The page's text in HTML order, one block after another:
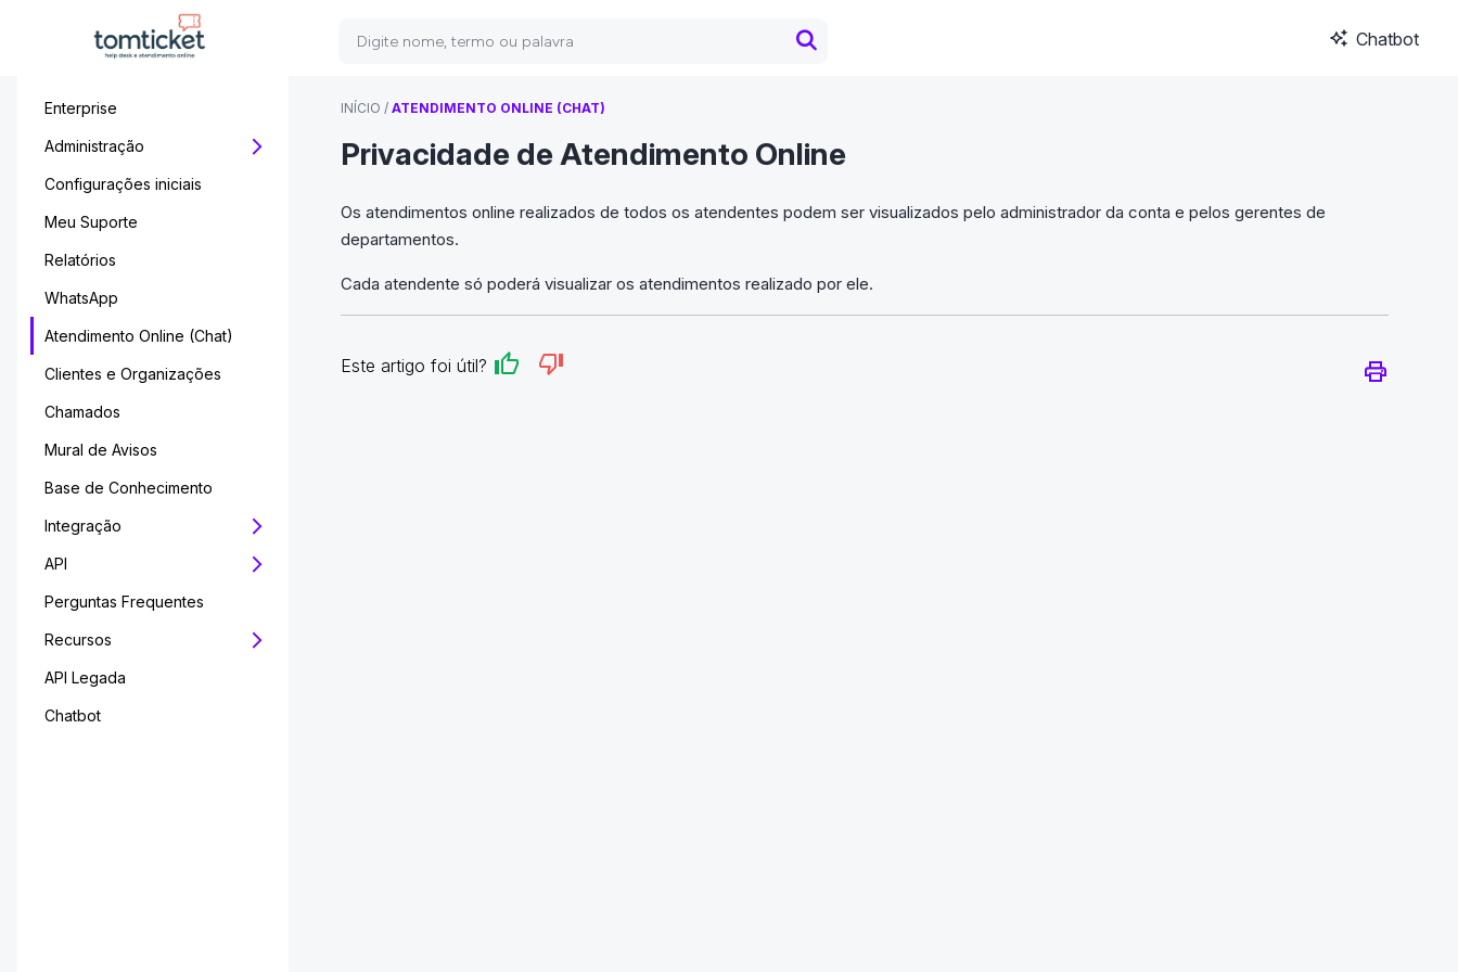
Chatbot
Enterprise
Administração
Configurações iniciais
Meu Suporte
Relatórios
WhatsApp
Atendimento Online (Chat)
Clientes e Organizações
Chamados
Mural de Avisos
Base de Conhecimento
Integração
API
Perguntas Frequentes
Recursos
API Legada
Chatbot
INÍCIO / ATENDIMENTO ONLINE (CHAT)
Privacidade de Atendimento Online
Os atendimentos online realizados de todos os atendentes podem ser visualizados pelo administrador da conta e pelos gerentes de
departamentos.
Cada atendente só poderá visualizar os atendimentos realizado por ele.
Este artigo foi útil?